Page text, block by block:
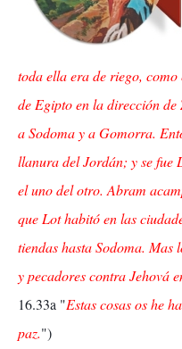
toda ella era de riego,
de Egipto en la dirección de
a Sodoma y a Gomorra.
llanura del Jordán; y se fue
el uno del otro. Abram
que Lot habitó en las
tiendas hasta Sodoma. Mas
y pecadores contra Jehová
16.33a "Estas cosas os he
paz.")